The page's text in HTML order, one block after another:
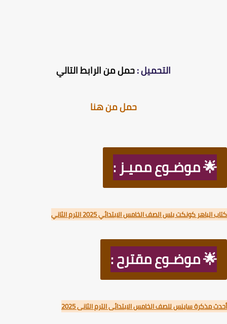
التحميل :حمل من الرابط التالي
حمل من هنا
🌟 موضـوع مميـز :
كونكت بلس الصف الخامس الابتدائي 2025 الترم الثاني
🌟 موضـوع مقترح :
مذكرة ساينس للصف الخامس الابتدائى الترم الثانى 2025